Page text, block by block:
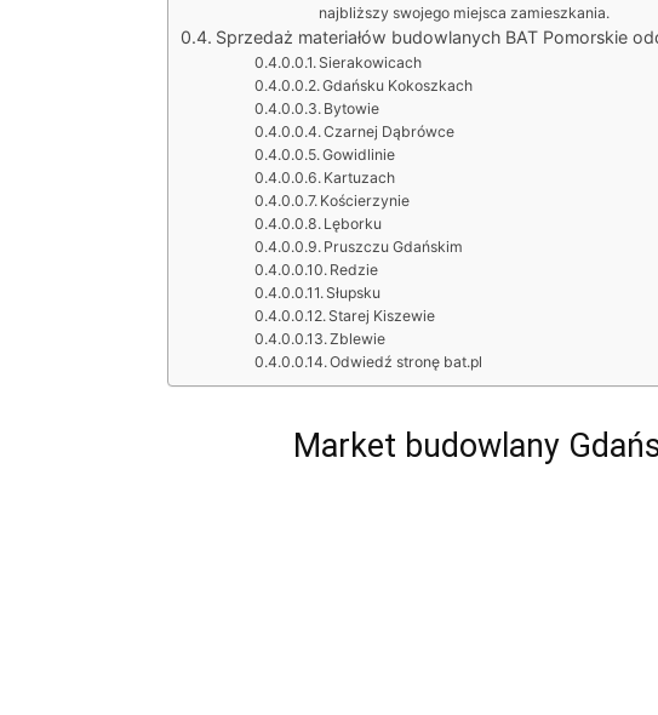
najbliższy swojego miejsca zamieszkania.
Sprzedaż materiałów budowlanych BAT Pomorskie
Sierakowicach
Gdańsku Kokoszkach
Bytowie
Czarnej Dąbrówce
Gowidlinie
Kartuzach
Kościerzynie
Lęborku
Pruszczu Gdańskim
Redzie
Słupsku
Starej Kiszewie
Zblewie
Odwiedź stronę bat.pl
Market budowlany